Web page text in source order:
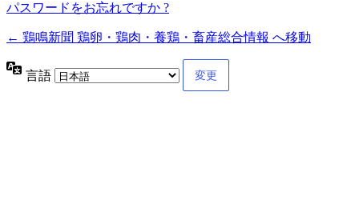
パスワードをお忘れですか ?
← 鶏鳴新聞 鶏卵・鶏肉・養鶏・畜産総合情報 へ移動
言語